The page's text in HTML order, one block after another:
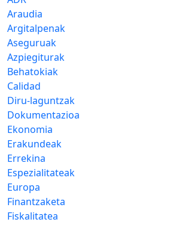
Araudia
Argitalpenak
Aseguruak
Azpiegiturak
Behatokiak
Calidad
Diru-laguntzak
Dokumentazioa
Ekonomia
Erakundeak
Errekina
Espezialitateak
Europa
Finantzaketa
Fiskalitatea